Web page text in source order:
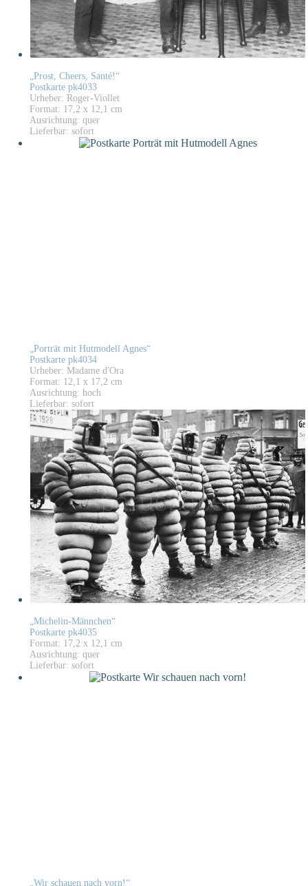
„Prost, Cheers, Santé!“
Postkarte pk4033
Urheber: Roger-Viollet
Format: 17,2 x 12,1 cm
Ausrichtung: quer
Lieferbar: sofort
„Porträt mit Hutmodell Agnes“
Postkarte pk4034
Urheber: Madame d'Ora
Format: 12,1 x 17,2 cm
Ausrichtung: hoch
Lieferbar: sofort
„Michelin-Männchen“
Postkarte pk4035
Format: 17,2 x 12,1 cm
Ausrichtung: quer
Lieferbar: sofort
„Wir schauen nach vorn!“